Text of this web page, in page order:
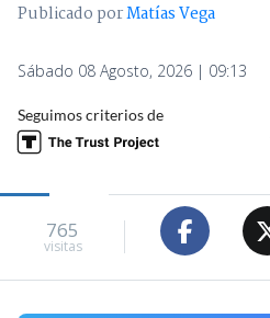
Publicado porMatías Vega
Sábado 08 Agosto, 2026 | 09:13
Seguimos criterios de
765
visitas